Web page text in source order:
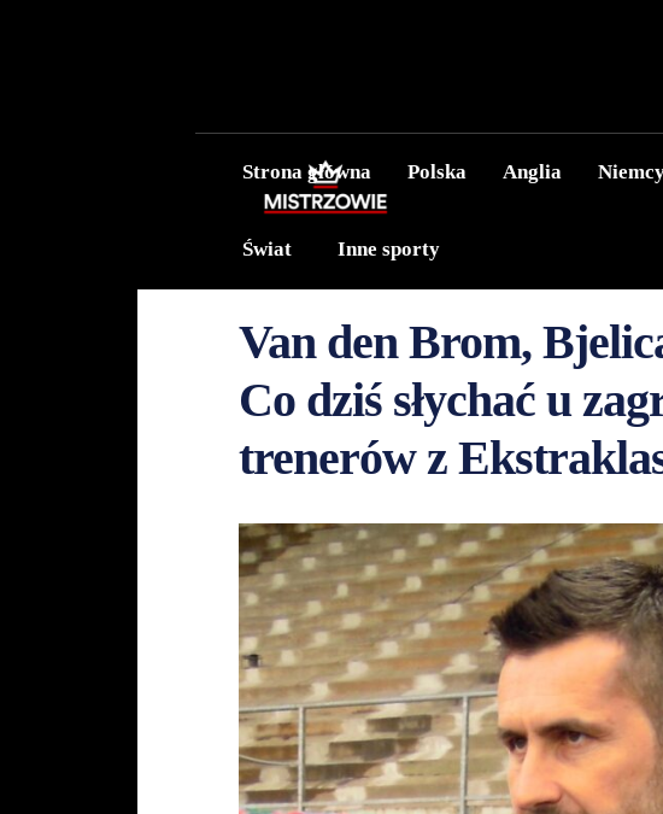
Strona główna Polska Anglia
Świat Inne sporty
Van den Brom,
Co dziś słychać u
trenerów z